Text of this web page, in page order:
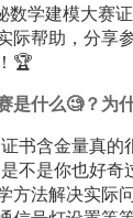
数学建模大赛
际帮助，分享
🏆
是什么🧐？为
书含金量真的
不是你也好奇
方法解决实际